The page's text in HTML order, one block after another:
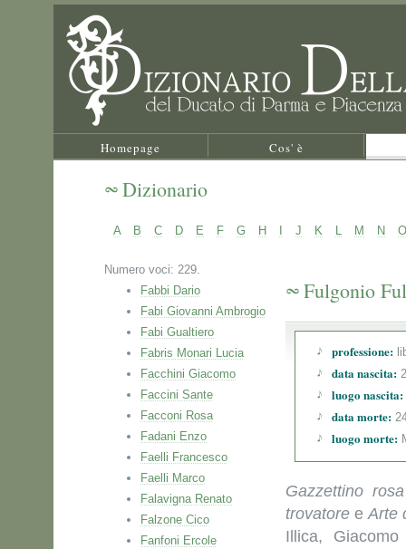
Homepage Cos' è
Dizionario
A B C D E F G H J K L M N O
Numero voci: 229.
Fabbi Dario
Fabi Giovanni Ambrogio
Fabi Gualtiero
Fabris Monari Lucia
Facchini Giacomo
Faccini Sante
Facconi Rosa
Fadani Enzo
Faelli Francesco
Faelli Marco
Falavigna Renato
Falzone Cico
Fanfoni Ercole
Fulgonio
professione:
data nascita:
luogo nascita:
data morte:
luogo morte:
Gazzettino rosa
trovatore eArte
Illica, Giacomo